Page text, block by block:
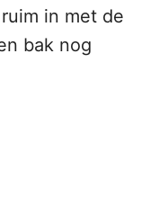
in met de
bak nog